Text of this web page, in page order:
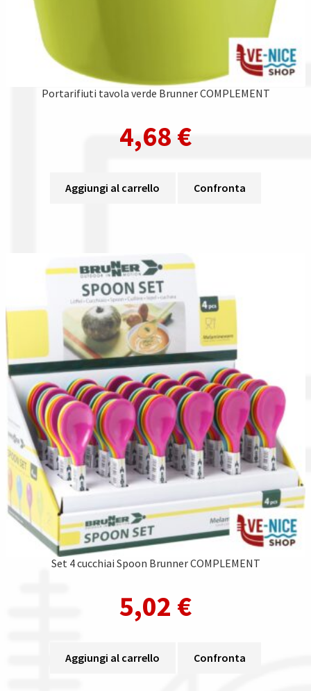
Portarifiuti tavola verde Brunner COMPLEMENT
4,68 €
Aggiungi al carrello Confronta
Set 4 cucchiai Spoon Brunner COMPLEMENT
5,02 €
Aggiungi al carrello Confronta